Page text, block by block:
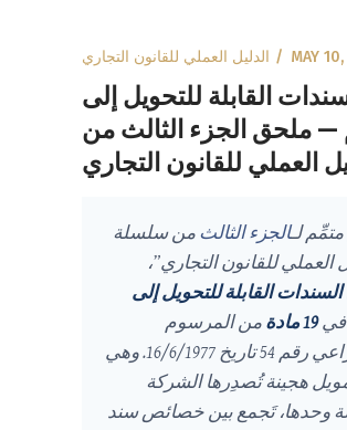
الدليل العملي للقانون التجاري MAY
القابلة للتحويل إلى
— ملحق الجزء الثالث من
العملي للقانون التجاري
لـالجزء الثالث من سلسلة
العملي للقانون التجاري”،
السندات القابلة للتحويل إلى
في19 مادة
من المرسوم
الاشتراعي رقم 54 تاريخ 16/6/1977. وهي
هجينة تُصدِرها الشركة
وحدها، تَجمع بين خصائص سند